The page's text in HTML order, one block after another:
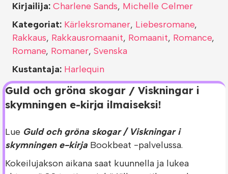
Guld och gröna skogar / Viskningar i
skymningen e-kirja ilmaiseksi!
Lue Guld och gröna skogar / Viskningar i
skymningen e-kirja Bookbeat -palvelussa.
Kokeilujakson aikana saat kuunnella ja lukea
Kirjailija: Charlene Sands, Michelle Celmer
Kategoriat: Kärleksromaner, Liebesromane,
Rakkaus, Rakkausromaanit, Romaanit, Romance,
Romane, Romaner, Svenska
Kustantaja: Harlequin